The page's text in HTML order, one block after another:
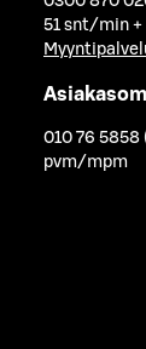
51 snt/min
010 76 5858
pvm/mpm